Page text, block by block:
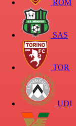
ROM
SAS
TOR
UDI